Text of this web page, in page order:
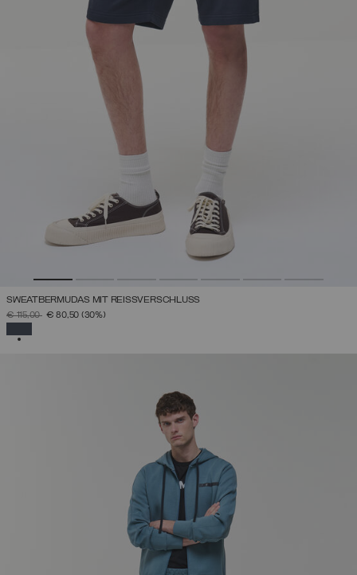
SWEATBERMUDAS MIT REISSVERSCHLUSS
PREIS REDUZIERT VON
€ 115,00AUF
€ 80,50 (30%)